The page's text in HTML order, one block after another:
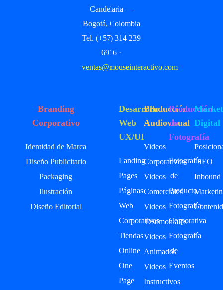
Candelaria —
Bogotá, Colombia
Tel. (+57) 314 239
6916 ·
ventas@mouseinteractivo.com
Branding
Corporativo
Identidad de Marca
Diseño Publicitario
Packaging
Ilustración
Diseño Editorial
Desarrollo
Web
UX/UI
Landing
Pages
Páginas
Web
Corporativas
Tiendas
Online
One
Page
Producción
Audiovisual
Videos
Corporativos
Videos
Comerciales
Videos
Testimoniales
Videos
Animados
Videos
Instructivos
Producción
de
Fotografía
Fotografía
de
Producto
Fotografía
Corporativa
Fotografía
de
Eventos
Digital
SEO
Inbound